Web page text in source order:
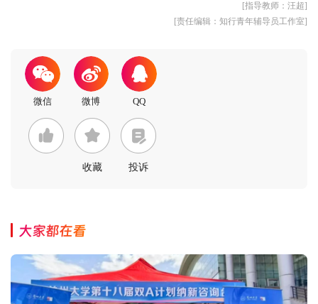
[指导教师：汪超]
[责任编辑：知行青年辅导员工作室]
收藏 投诉
大家都在看